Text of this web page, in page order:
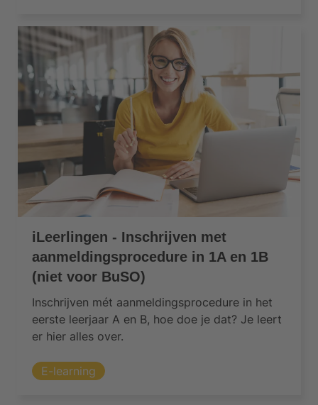
iLeerlingen - Inschrijven met
aanmeldingsprocedure in 1A en 1B
(niet voor BuSO)
Inschrijven mét aanmeldingsprocedure in het
eerste leerjaar A en B, hoe doe je dat? Je leert
er hier alles over.
E-learning